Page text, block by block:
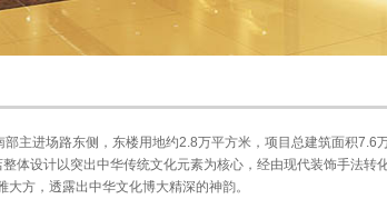
主进场路东侧，东楼用地约2.8万平方米，项目总建筑面积7.6
体设计以突出中华传统文化元素为核心，经由现代装饰手法转
方，透露出中华文化博大精深的神韵。